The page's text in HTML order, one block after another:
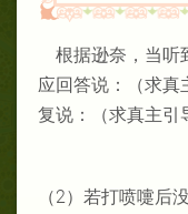
根据逊奈，当听
应回答说：（求真
复说：（求真主引
（2）若打喷嚏后